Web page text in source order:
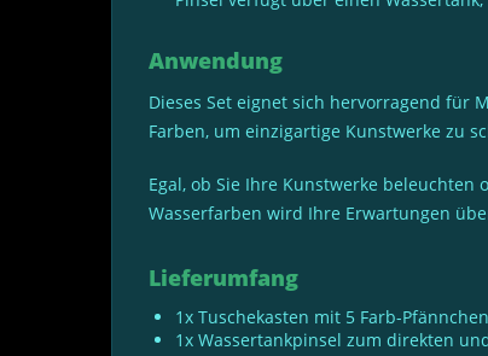
Anwendung
Dieses Set eignet sich hervorragend für
Farben, um einzigartige Kunstwerke zu
Egal, ob Sie Ihre Kunstwerke
Wasserfarben wird Ihre Erwartungen
Lieferumfang
1x Tuschekasten mit 5 Farb-
1x Wassertankpinsel zum direkten